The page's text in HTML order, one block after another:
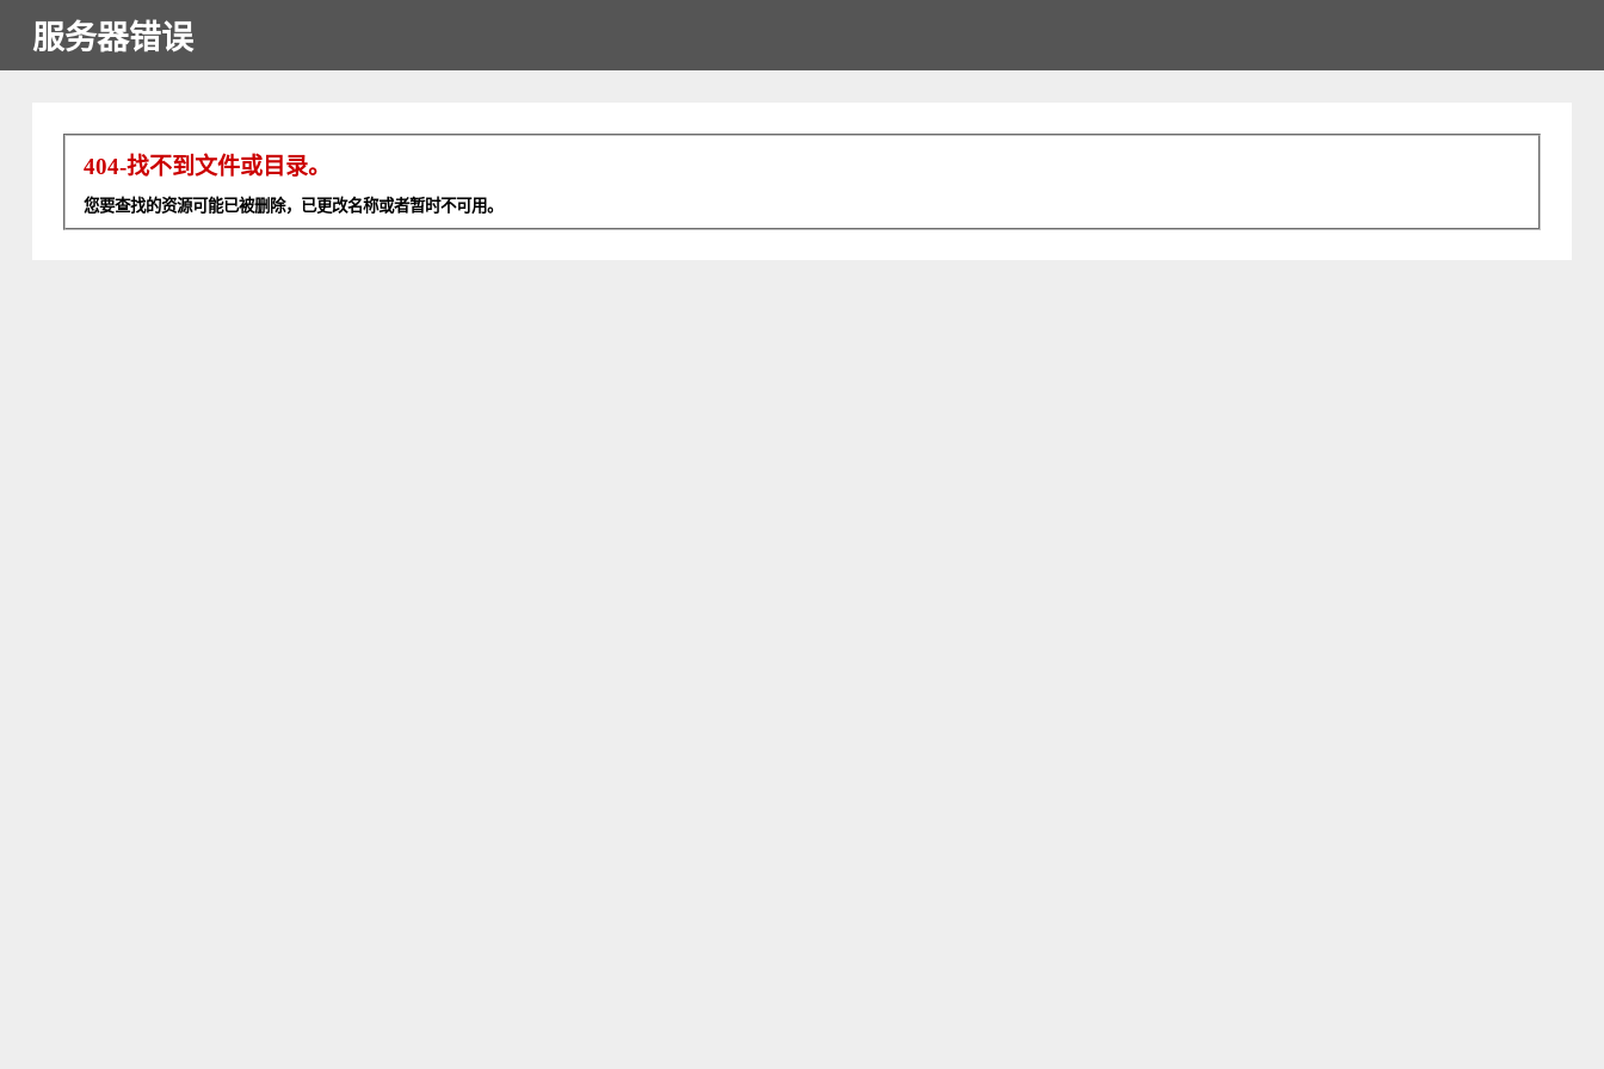
服务器错误
404-找不到文件或目录。
您要查找的资源可能已被删除，已更改名称或者暂时不可用。